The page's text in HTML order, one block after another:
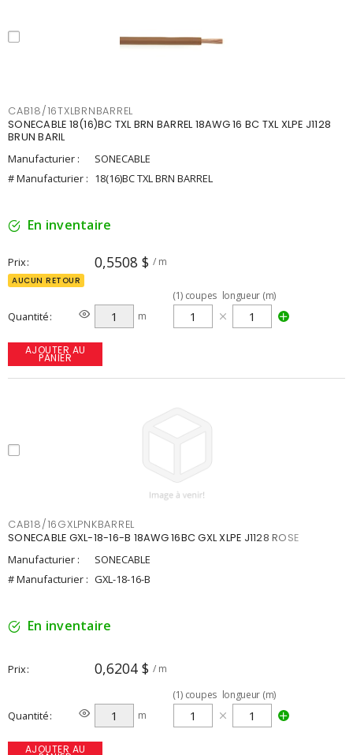
CAB18/16TXLBRNBARREL
SONECABLE 18(16)BC TXL BRN BARREL 18AWG 16 BC TXL XLPE J1128
BRUN BARIL
Manufacturier :
SONECABLE
# Manufacturier : 18(16)BC TXL BRN BARREL
En inventaire
Prix 0,5508 $ / m
AUCUN RETOUR
Quantité m
(1) coupes longueur (m)
AJOUTER AU
PANIER
CAB18/16GXLPNKBARREL
SONECABLE GXL-18-16-B 18AWG 16BC GXL XLPE J1128 ROSE
Manufacturier :
SONECABLE
# Manufacturier : GXL-18-16-B
En inventaire
Prix 0,6204 $ / m
Quantité m
(1) coupes longueur (m)
AJOUTER AU